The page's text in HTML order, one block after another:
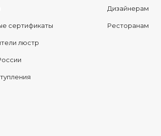
сертификаты
люстр
Дизайнерам
Ресторанам